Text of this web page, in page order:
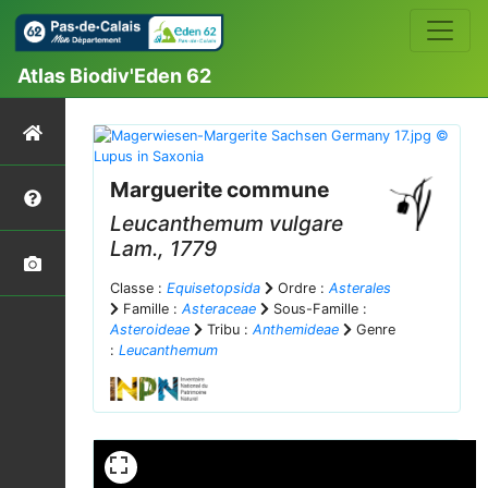
Atlas Biodiv'Eden 62
Marguerite commune
Leucanthemum vulgare
Lam., 1779
Classe : Equisetopsida Ordre : Asterales
Famille : Asteraceae
Sous-Famille :
Asteroideae
Tribu : Anthemideae
Genre
: Leucanthemum